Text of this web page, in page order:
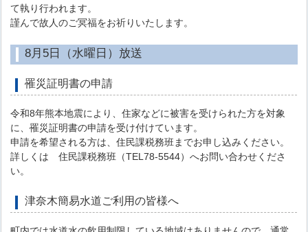
て執り行われます。
謹んで故人のご冥福をお祈りいたします。
8月5日（水曜日）放送
罹災証明書の申請
令和8年熊本地震により、住家などに被害を受けられた方を対象
に、罹災証明書の申請を受け付けています。
申請を希望される方は、住民課税務班までお申し込みください。
詳しくは 住民課税務班（TEL78-5544）へお問い合わせくださ
い。
津奈木簡易水道ご利用の皆様へ